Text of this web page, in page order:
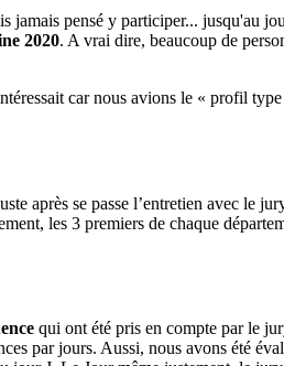
jamais pensé y participer... jusqu'au
2020. A vrai dire, beaucoup de
car nous avions le « profil
après se passe l’entretien avec le
les 3 premiers de chaque
qui ont été pris en compte par le
par jours. Aussi, nous avons été